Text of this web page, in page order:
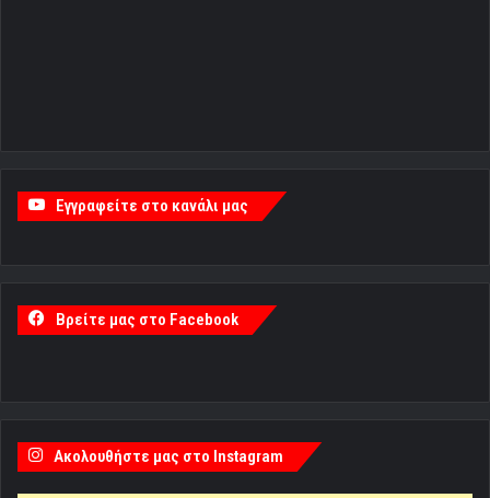
Εγγραφείτε στο κανάλι μας
Βρείτε μας στο Facebook
Ακολουθήστε μας στο Instagram